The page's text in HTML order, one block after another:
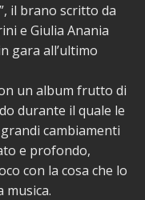
il brano scritto da
e Giulia Anania
gara all’ultimo
un album frutto di
durante il quale le
cambiamenti
e profondo,
con la cosa che lo
musica.